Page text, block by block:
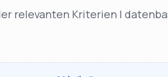
relevanten Kriterien |